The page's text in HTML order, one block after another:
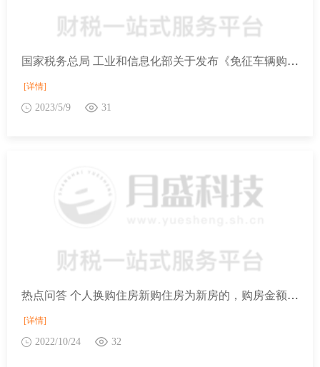
国家税务总局 工业和信息化部关于发布《免征车辆购置税的设有固定装置的非运输专用作业车辆目录》（第九批）的公告
[详情]
2023/5/9 31
热点问答 个人换购住房新购住房为新房的，购房金额按照什么确定？
[详情]
2022/10/24 32